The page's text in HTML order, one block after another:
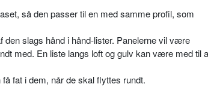
så den passer til en med samme profil, som
slags hånd i hånd-lister. Panelerne vil være
med. En liste langs loft og gulv kan være med til
fat i dem, når de skal flyttes rundt.